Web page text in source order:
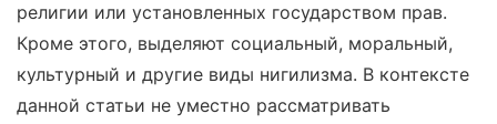
религии или установленных государством прав.
Кроме этого, выделяют социальный, моральный,
культурный и другие виды нигилизма. В контексте
данной статьи не уместно рассматривать